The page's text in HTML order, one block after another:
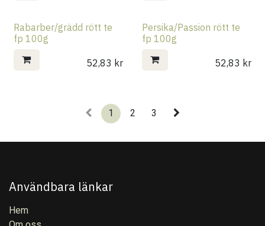
Rabarber/grädd rött te
fp 100g
52,83 kr
Persika/Passion rött te
fp 100g
52,83 kr
1 2 3
Användbara länkar
Hem